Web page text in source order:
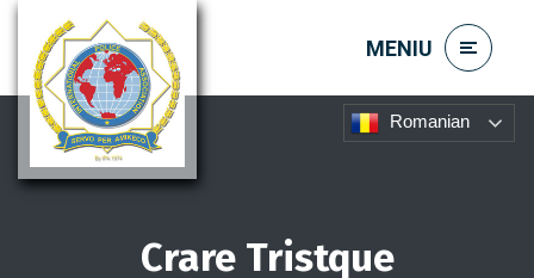
Crare Tristque
Romanian